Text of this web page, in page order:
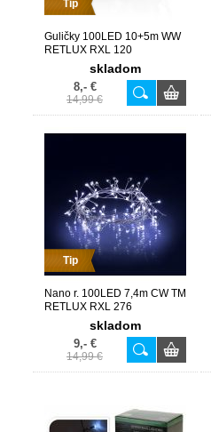
Tip
Guličky 100LED 10+5m WW
RETLUX RXL 120
skladom
8,- €
14,99 €
Tip
Nano r. 100LED 7,4m CW TM
RETLUX RXL 276
skladom
9,- €
14,99 €